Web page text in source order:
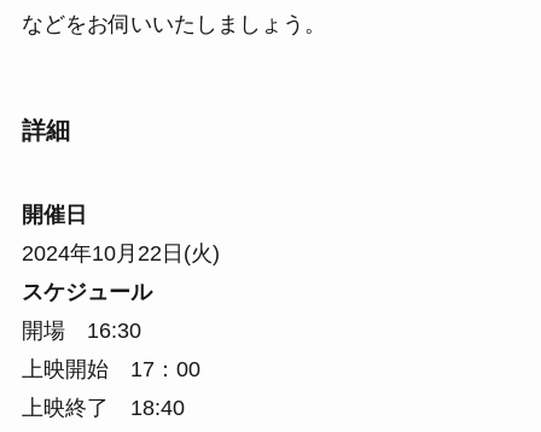
などをお伺いいたしましょう。
詳細
開催日
2024年10月22日(火)
スケジュール
開場 16:30
上映開始 17：00
上映終了 18:40